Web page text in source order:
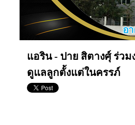
แอริน - ปาย สิตางศุ์ ร่ว
ดูแลลูกตั้งแต่ในครรภ์